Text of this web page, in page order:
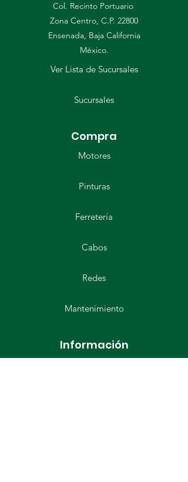
Col. Recinto Portuario
Zona Centro, C.P. 22800
Ensenada, Baja California
​México.
Ver Lista de Sucursales
Sucursales
Compra
Motores
Pinturas
Ferretería
Cabos
Redes
Mantenimiento
Información